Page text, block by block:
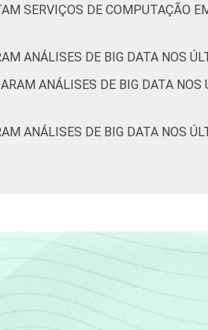
SERVIÇOS DE COMPUTAÇÃO
ANÁLISES DE BIG DATA NOS
ANÁLISES DE BIG DATA
ANÁLISES DE BIG DATA NOS